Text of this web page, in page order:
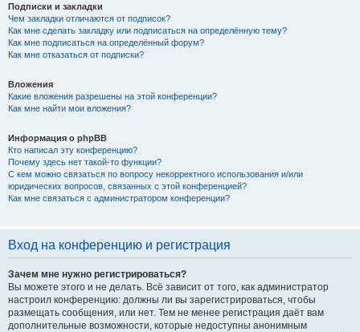
Подписки и закладки
Чем закладки отличаются от подписок?
Как мне сделать закладку или подписаться на определённую тему?
Как мне подписаться на определённый форум?
Как мне отказаться от подписки?
Вложения
Какие вложения разрешены на этой конференции?
Как мне найти мои вложения?
Информация о phpBB
Кто написал эту конференцию?
Почему здесь нет такой-то функции?
С кем можно связаться по вопросу некорректного использования и/или
юридических вопросов, связанных с этой конференцией?
Как мне связаться с администратором конференции?
Вход на конференцию и регистрация
Зачем мне нужно регистрироваться?
Вы можете этого и не делать. Всё зависит от того, как администратор
настроил конференцию: должны ли вы зарегистрироваться, чтобы
размещать сообщения, или нет. Тем не менее регистрация даёт вам
дополнительные возможности, которые недоступны анонимным